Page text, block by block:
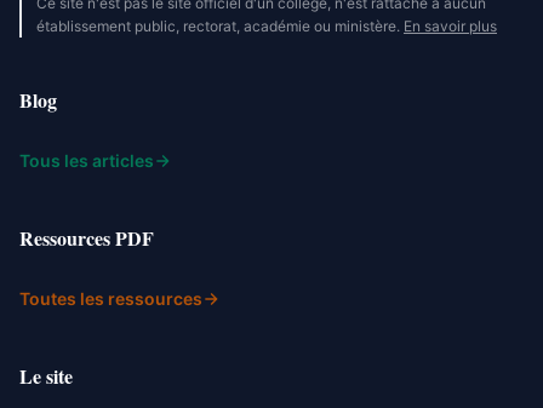
établissement public, rectorat, académie ou ministère. En savoir plus
Blog
Tous les articles
Ressources PDF
Toutes les ressources
Le site